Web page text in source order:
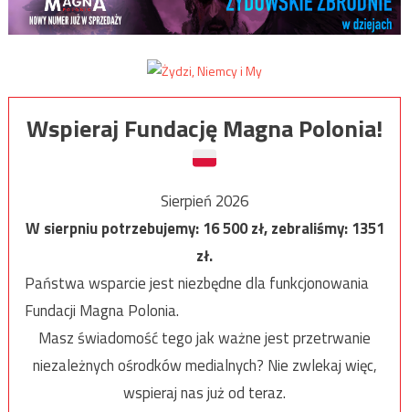
Wspieraj Fundację Magna Polonia!
Sierpień 2026
W sierpniu potrzebujemy:16 500zł, zebraliśmy:1351
zł.
Państwa wsparcie jest niezbędne dla funkcjonowania
Fundacji Magna Polonia.
Masz świadomość tego jak ważne jest przetrwanie
niezależnych ośrodków medialnych? Nie zwlekaj więc,
wspieraj nas już od teraz.